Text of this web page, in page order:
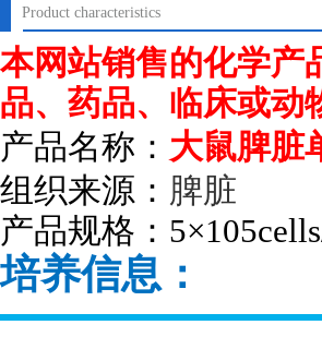
Product characteristics
本网站销售的化学产
品、药品、临床或动
产品名称： 大鼠脾脏
组织来源： 脾脏
产品规格： 5×
培养信息：